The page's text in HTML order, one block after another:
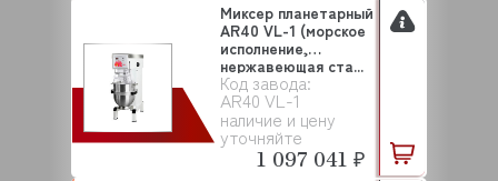
Код завода:
AR40 VL-1
наличие и цену
уточняйте
Миксер планетарный
AR40 VL-1 (морское
исполнение,
нержавеющая ста...
1 097 041 ₽